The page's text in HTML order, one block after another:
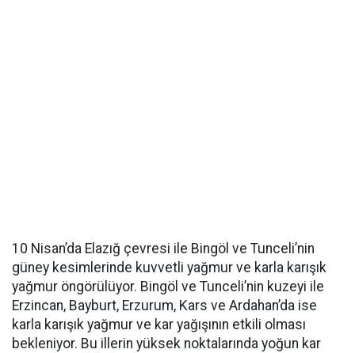
10 Nisan’da Elazığ çevresi ile Bingöl ve Tunceli’nin
güney kesimlerinde kuvvetli yağmur ve karla karışık
yağmur öngörülüyor. Bingöl ve Tunceli’nin kuzeyi ile
Erzincan, Bayburt, Erzurum, Kars ve Ardahan’da ise
karla karışık yağmur ve kar yağışının etkili olması
bekleniyor. Bu illerin yüksek noktalarında yoğun kar